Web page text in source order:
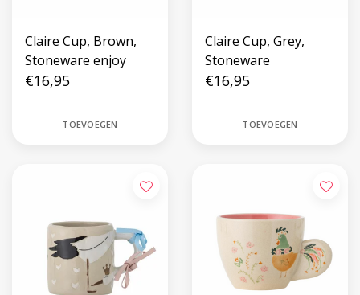
Claire Cup, Brown,
Stoneware enjoy
€16,95
TOEVOEGEN
Claire Cup, Grey,
Stoneware
€16,95
TOEVOEGEN